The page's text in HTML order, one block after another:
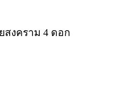
งคราม 4 ดอก